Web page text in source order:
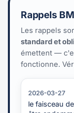
Rappels
Les rappels
standard et
émettent —
fonctionne.
2026-03-27
le faisceau